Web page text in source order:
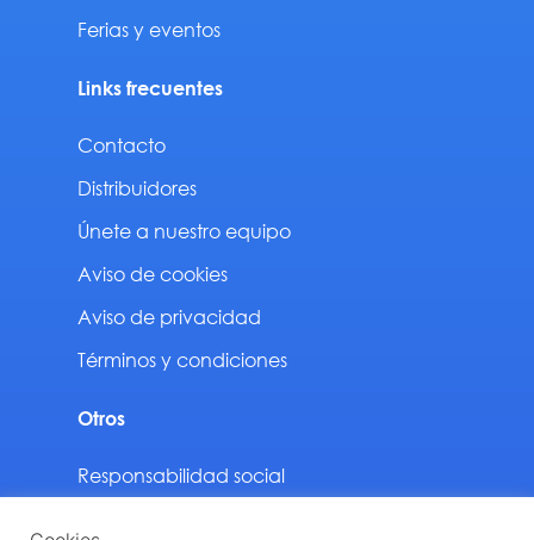
Ferias y eventos
Links frecuentes
Contacto
Distribuidores
Únete a nuestro equipo
Aviso de cookies
Aviso de privacidad
Términos y condiciones
Otros
Responsabilidad social